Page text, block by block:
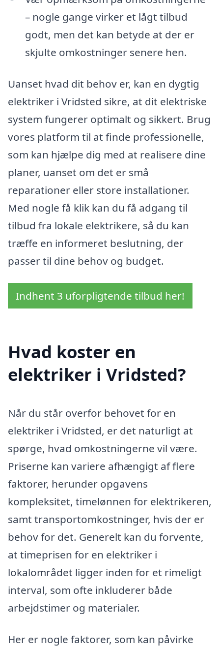
– nogle gange virker et lågt tilbud
godt, men det kan betyde at der er
skjulte omkostninger senere hen.
Uanset hvad dit behov er, kan en dygtig
elektriker i Vridsted sikre, at dit elektriske
system fungerer optimalt og sikkert. Brug
vores platform til at finde professionelle,
som kan hjælpe dig med at realisere dine
planer, uanset om det er små
reparationer eller store installationer.
Med nogle få klik kan du få adgang til
tilbud fra lokale elektrikere, så du kan
træffe en informeret beslutning, der
passer til dine behov og budget.
Indhent 3 uforpligtende tilbud her!
Hvad koster en
elektriker i Vridsted?
Når du står overfor behovet for en
elektriker i Vridsted, er det naturligt at
spørge, hvad omkostningerne vil være.
Priserne kan variere afhængigt af flere
faktorer, herunder opgavens
kompleksitet, timelønnen for elektrikeren,
samt transportomkostninger, hvis der er
behov for det. Generelt kan du forvente,
at timeprisen for en elektriker i
lokalområdet ligger inden for et rimeligt
interval, som ofte inkluderer både
arbejdstimer og materialer.
Her er nogle faktorer, som kan påvirke